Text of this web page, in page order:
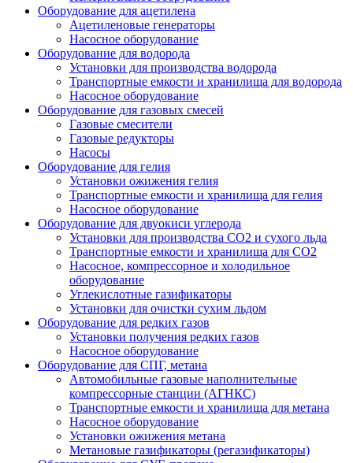
Оборудование для ацетилена
Ацетиленовые генераторы
Насосное оборудование
Оборудование для водорода
Установки для производства водорода
Транспортные емкости и хранилища для водорода
Насосное оборудование
Оборудование для газовых смесей
Газовые смесители
Газовые редукторы
Насосы
Оборудование для гелия
Установки ожижения гелия
Транспортные емкости и хранилища для гелия
Насосное оборудование
Оборудование для двуокиси углерода
Установки для производства СО2 и сухого льда
Транспортные емкости и хранилища для CO2
Насосное, компрессорное и холодильное
оборудование
Углекислотные газификаторы
Установки для очистки сухим льдом
Оборудование для редких газов
Установки получения редких газов
Насосное оборудование
Оборудование для СПГ, метана
Автомобильные газовые наполнительные
компрессорные станции (АГНКС)
Транспортные емкости и хранилища для метана
Насосное оборудование
Установки ожижения метана
Метановые газификаторы (регазификаторы)